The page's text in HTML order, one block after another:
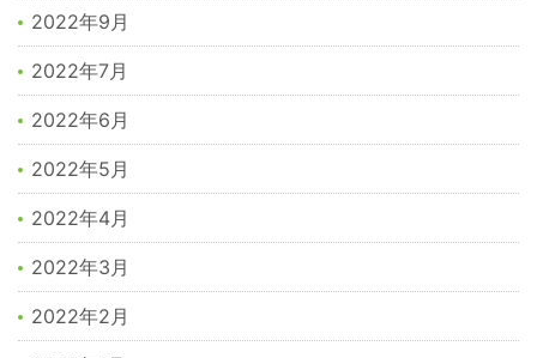
2022年9月
2022年7月
2022年6月
2022年5月
2022年4月
2022年3月
2022年2月